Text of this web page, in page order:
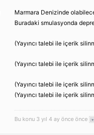
Marmara Denizinde
Buradaki smulasyonda
(Yayıncı talebi ile içerik
(Yayıncı talebi ile içerik
(Yayıncı talebi ile içerik
(Yayıncı talebi ile içerik
Bu konu 3 yıl 4 ay önce önce